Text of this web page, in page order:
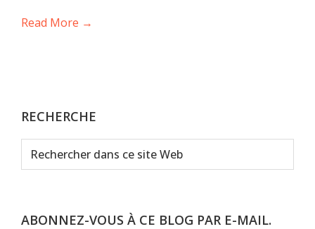
Read More →
RECHERCHE
Rechercher
dans
Web
ABONNEZ-VOUS À CE BLOG PAR E-MAIL.